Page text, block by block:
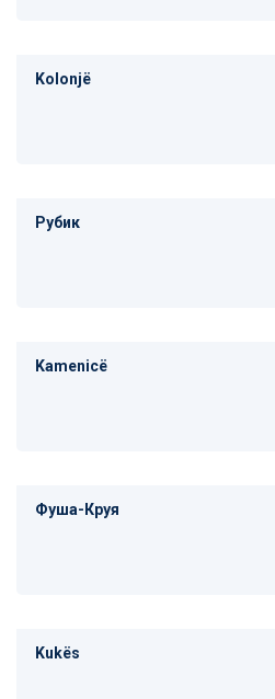
Kolonjë
Рубик
Kamenicë
Фуша-Круя
Kukës